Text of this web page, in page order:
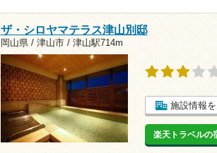
ザ・シロヤマテラス津山別邸
岡山県 / 津山市 / 津山駅714m
施設情報
楽天トラベルの